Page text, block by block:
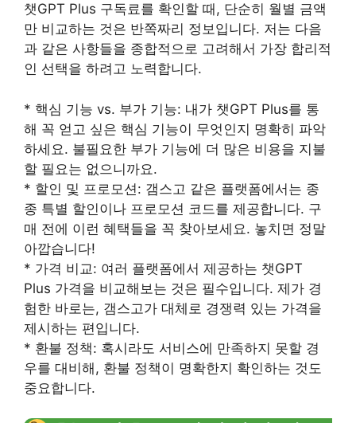
챗GPT Plus 구독료를 확인할 때, 단순히 월별 금액
만 비교하는 것은 반쪽짜리 정보입니다. 저는 다음
과 같은 사항들을 종합적으로 고려해서 가장 합리적
인 선택을 하려고 노력합니다.
* 핵심 기능 vs. 부가 기능: 내가 챗GPT Plus를 통
해 꼭 얻고 싶은 핵심 기능이 무엇인지 명확히 파악
하세요. 불필요한 부가 기능에 더 많은 비용을 지불
할 필요는 없으니까요.
* 할인 및 프로모션: 갬스고 같은 플랫폼에서는 종
종 특별 할인이나 프로모션 코드를 제공합니다. 구
매 전에 이런 혜택들을 꼭 찾아보세요. 놓치면 정말
아깝습니다!
* 가격 비교: 여러 플랫폼에서 제공하는 챗GPT
Plus 가격을 비교해보는 것은 필수입니다. 제가 경
험한 바로는, 갬스고가 대체로 경쟁력 있는 가격을
제시하는 편입니다.
* 환불 정책: 혹시라도 서비스에 만족하지 못할 경
우를 대비해, 환불 정책이 명확한지 확인하는 것도
중요합니다.